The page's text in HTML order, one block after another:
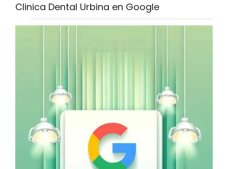
Clinica Dental Urbina en Google